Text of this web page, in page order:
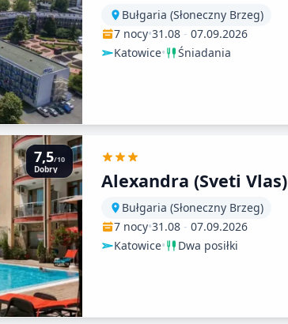
Bułgaria (Słoneczny Brzeg)
7 nocy•31.08 - 07.09.2026
Katowice• Śniadania
7,5/10
Dobry Alexandra (Sveti Vlas)
Bułgaria (Słoneczny Brzeg)
7 nocy•31.08 - 07.09.2026
Katowice• Dwa posiłki